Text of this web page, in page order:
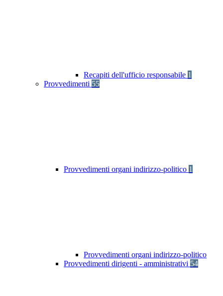
Recapiti dell'ufficio responsabile 1
Provvedimenti 55
Provvedimenti organi indirizzo-politico 1
Provvedimenti organi indirizzo-politico
Provvedimenti dirigenti - amministrativi 54